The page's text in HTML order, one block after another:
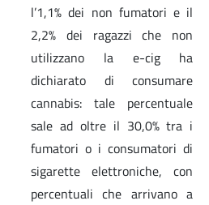
l’1,1% dei non fumatori e il
2,2% dei ragazzi che non
utilizzano la e-cig ha
dichiarato di consumare
cannabis: tale percentuale
sale ad oltre il 30,0% tra i
fumatori o i consumatori di
sigarette elettroniche, con
percentuali che arrivano a